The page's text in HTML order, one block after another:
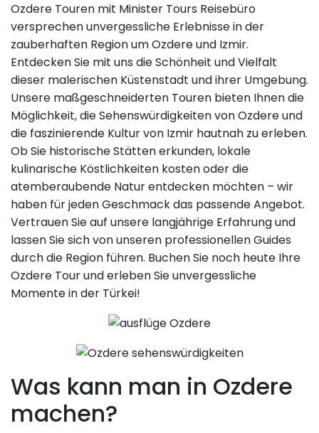
Ozdere Touren mit Minister Tours Reisebüro
versprechen unvergessliche Erlebnisse in der
zauberhaften Region um Ozdere und Izmir.
Entdecken Sie mit uns die Schönheit und Vielfalt
dieser malerischen Küstenstadt und ihrer Umgebung.
Unsere maßgeschneiderten Touren bieten Ihnen die
Möglichkeit, die Sehenswürdigkeiten von Ozdere und
die faszinierende Kultur von Izmir hautnah zu erleben.
Ob Sie historische Stätten erkunden, lokale
kulinarische Köstlichkeiten kosten oder die
atemberaubende Natur entdecken möchten – wir
haben für jeden Geschmack das passende Angebot.
Vertrauen Sie auf unsere langjährige Erfahrung und
lassen Sie sich von unseren professionellen Guides
durch die Region führen. Buchen Sie noch heute Ihre
Ozdere Tour und erleben Sie unvergessliche
Momente in der Türkei!
Was kann man in Ozdere
machen?